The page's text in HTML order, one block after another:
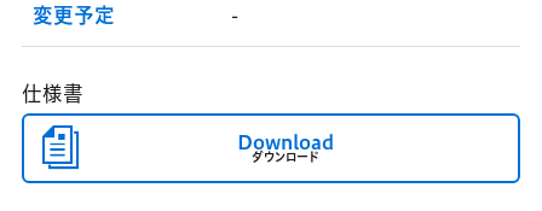
変更予定 -
仕様書
Download
ダウンロード